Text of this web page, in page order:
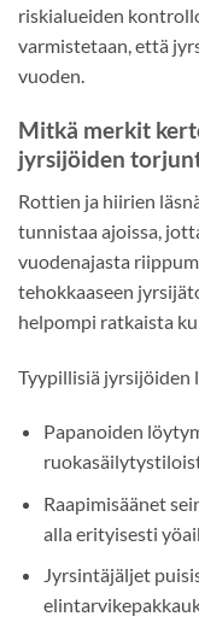
riskialueiden
varmistetaan, että
vuoden.
Mitkä merkit
jyrsijöiden
Rottien ja hiirien
tunnistaa ajoissa,
vuodenajasta
tehokkaaseen
helpompi ratkaista
Tyypillisiä jyrsijöiden
Papanoiden
Raapimisäänet
alla erityisesti
Jyrsintäjäljet